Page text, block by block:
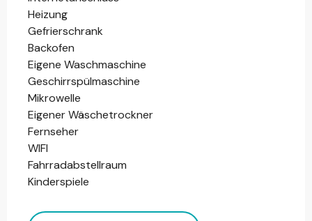
Heizung
Gefrierschrank
Backofen
Eigene Waschmaschine
Geschirrspülmaschine
Mikrowelle
Eigener Wäschetrockner
Fernseher
WIFI
Fahrradabstellraum
Kinderspiele